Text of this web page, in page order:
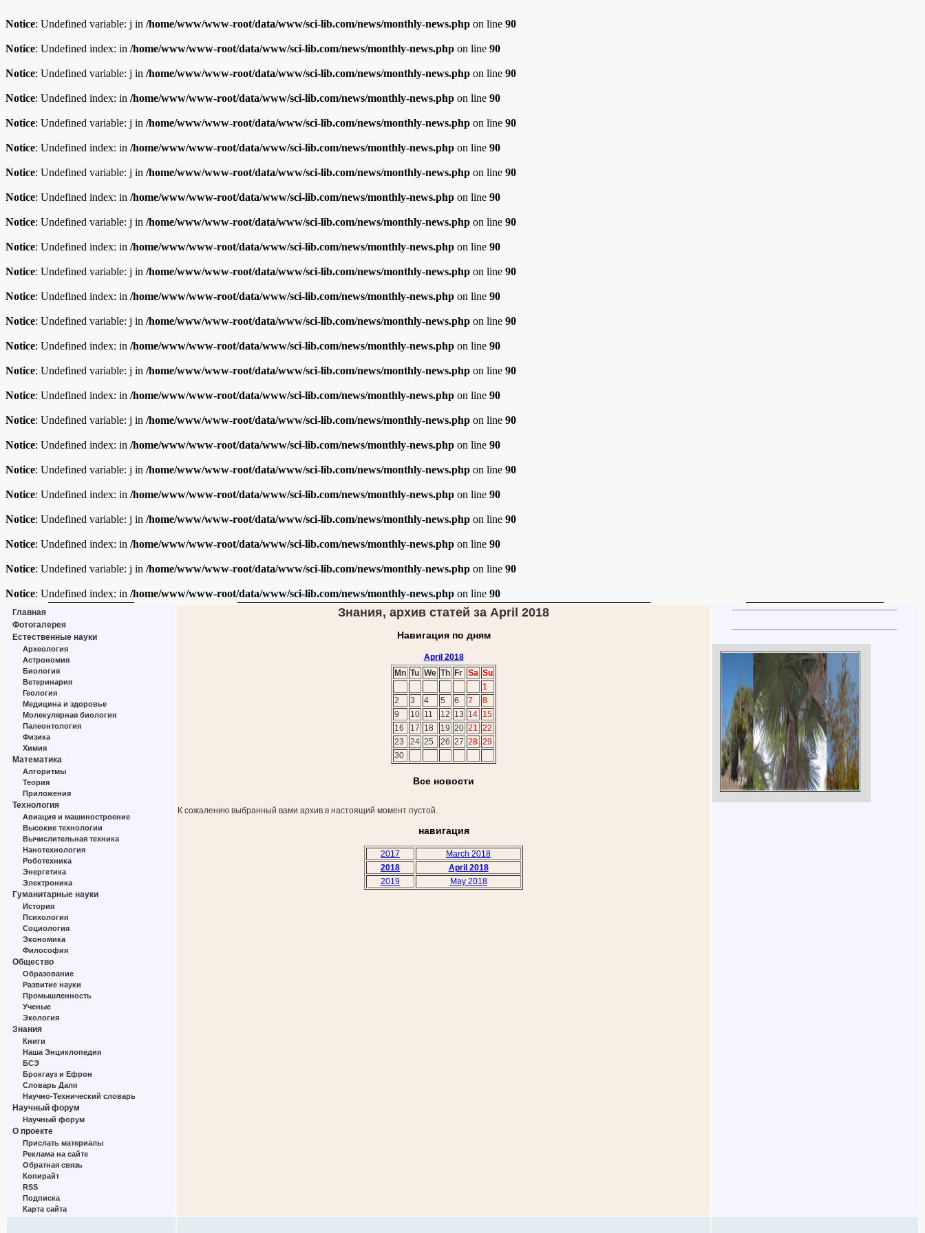
Notice: Undefined variable: j in /home/www/www-root/data/www/sci-lib.com/news/monthly-news.php on line 90
Notice: Undefined index: in /home/www/www-root/data/www/sci-lib.com/news/monthly-news.php on line 90
Notice: Undefined variable: j in /home/www/www-root/data/www/sci-lib.com/news/monthly-news.php on line 90
Notice: Undefined index: in /home/www/www-root/data/www/sci-lib.com/news/monthly-news.php on line 90
Notice: Undefined variable: j in /home/www/www-root/data/www/sci-lib.com/news/monthly-news.php on line 90
Notice: Undefined index: in /home/www/www-root/data/www/sci-lib.com/news/monthly-news.php on line 90
Notice: Undefined variable: j in /home/www/www-root/data/www/sci-lib.com/news/monthly-news.php on line 90
Notice: Undefined index: in /home/www/www-root/data/www/sci-lib.com/news/monthly-news.php on line 90
Notice: Undefined variable: j in /home/www/www-root/data/www/sci-lib.com/news/monthly-news.php on line 90
Notice: Undefined index: in /home/www/www-root/data/www/sci-lib.com/news/monthly-news.php on line 90
Notice: Undefined variable: j in /home/www/www-root/data/www/sci-lib.com/news/monthly-news.php on line 90
Notice: Undefined index: in /home/www/www-root/data/www/sci-lib.com/news/monthly-news.php on line 90
Notice: Undefined variable: j in /home/www/www-root/data/www/sci-lib.com/news/monthly-news.php on line 90
Notice: Undefined index: in /home/www/www-root/data/www/sci-lib.com/news/monthly-news.php on line 90
Notice: Undefined variable: j in /home/www/www-root/data/www/sci-lib.com/news/monthly-news.php on line 90
Notice: Undefined index: in /home/www/www-root/data/www/sci-lib.com/news/monthly-news.php on line 90
Notice: Undefined variable: j in /home/www/www-root/data/www/sci-lib.com/news/monthly-news.php on line 90
Notice: Undefined index: in /home/www/www-root/data/www/sci-lib.com/news/monthly-news.php on line 90
Notice: Undefined variable: j in /home/www/www-root/data/www/sci-lib.com/news/monthly-news.php on line 90
Notice: Undefined index: in /home/www/www-root/data/www/sci-lib.com/news/monthly-news.php on line 90
Notice: Undefined variable: j in /home/www/www-root/data/www/sci-lib.com/news/monthly-news.php on line 90
Notice: Undefined index: in /home/www/www-root/data/www/sci-lib.com/news/monthly-news.php on line 90
Notice: Undefined variable: j in /home/www/www-root/data/www/sci-lib.com/news/monthly-news.php on line 90
Notice: Undefined index: in /home/www/www-root/data/www/sci-lib.com/news/monthly-news.php on line 90
Главная
Фотогалерея
Естественные науки
Археология
Астрономия
Биология
Ветеринария
Геология
Медицина и здоровье
Молекулярная биология
Палеонтология
Физика
Химия
Математика
Алгоритмы
Теория
Приложения
Технология
Авиация и машиностроение
Высокие технологии
Вычислительная техника
Нанотехнология
Роботехника
Энергетика
Электроника
Гуманитарные науки
История
Психология
Социология
Экономика
Философия
Общество
Образование
Развитие науки
Промышленность
Ученые
Экология
Знания
Книги
Наша Энциклопедия
БСЭ
Брокгауз и Ефрон
Словарь Даля
Научно-Технический словарь
Научный форум
Научный форум
О проекте
Прислать материалы
Реклама на сайте
Обратная связь
Копирайт
RSS
Подписка
Карта сайта
Знания, архив статей за April 2018
Навигация по дням
April 2018
Mn Tu We Th Fr Sa Su
1
2
3 4 5 6 7
8
9
10 11 12 13 14 15
16
17 18 19 20 21 22
23
24 25 26 27 28 29
30
Все новости
К сожалению выбранный вами архив в настоящий момент пустой.
навигация
2017
March 2018
2018
April 2018
2019
May 2018